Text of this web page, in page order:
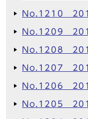
No.1210
No.1209
No.1208
No.1207
No.1206
No.1205